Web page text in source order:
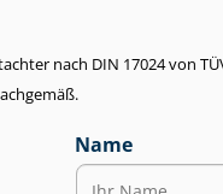
nach DIN 17024 von
Name